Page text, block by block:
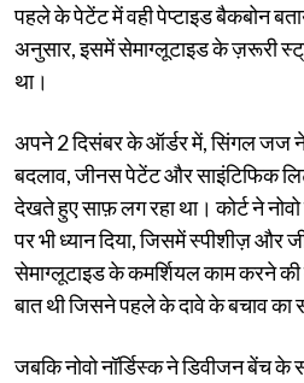
पहले के पेटेंट में वही पेप्टाइड बैकबोन
अनुसार, इसमें सेमाग्लूटाइड के ज़रूरी
था।
अपने 2 दिसंबर के ऑर्डर में, सिंगल जज ने
बदलाव, जीनस पेटेंट और साइंटिफिक
देखते हुए साफ़ लग रहा था। कोर्ट ने नोवो
पर भी ध्यान दिया, जिसमें स्पीशीज़ और
सेमाग्लूटाइड के कमर्शियल काम करने
बात थी जिसने पहले के दावे के बचाव का
जबकि नोवो नॉर्डिस्क ने डिवीजन बेंच के